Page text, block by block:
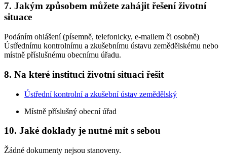
7. Jakým způsobem můžete zahájit řešení životní
situace
Podáním ohlášení (písemně, telefonicky, e-mailem či osobně)
Ústřednímu kontrolnímu a zkušebnímu ústavu zemědělskému nebo
místně příslušnému obecnímu úřadu.
8. Na které instituci životní situaci řešit
Ústřední kontrolní a zkušební ústav zemědělský
Místně příslušný obecní úřad
10. Jaké doklady je nutné mít s sebou
Žádné dokumenty nejsou stanoveny.